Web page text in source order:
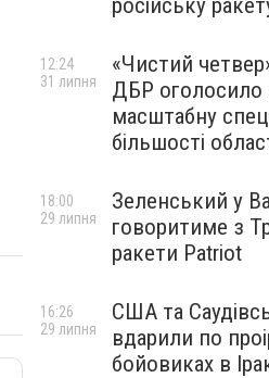
російську
«Чистий
ДБР оголосило
масштабну
більшості
12:24
31 липня
Зеленський у
говоритиме з
ракети Patriot
18:00
29 липня
США та
вдарили по
бойовиках в
16:26
29 липня